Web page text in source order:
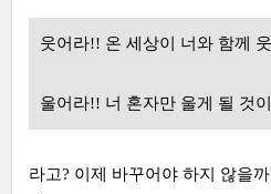
웃어라!! 온 세상이 너와 함께
울어라!! 너 혼자만 울게 될 것
라고? 이제 바꾸어야 하지 않을